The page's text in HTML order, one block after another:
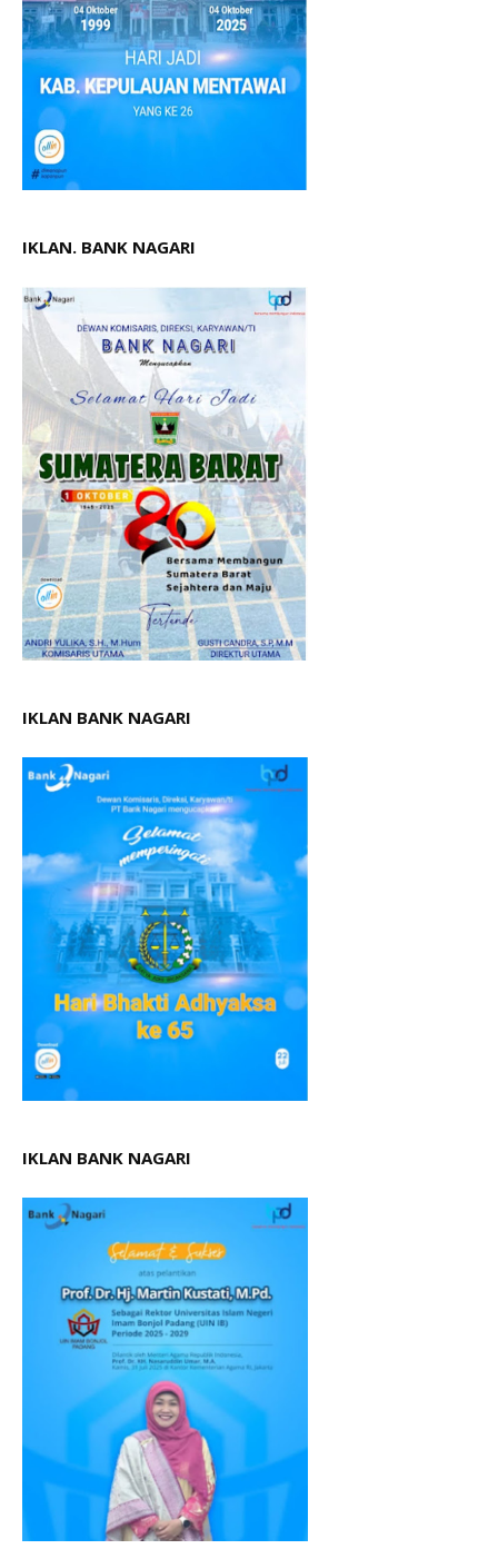
IKLAN. BANK NAGARI
IKLAN BANK NAGARI
IKLAN BANK NAGARI